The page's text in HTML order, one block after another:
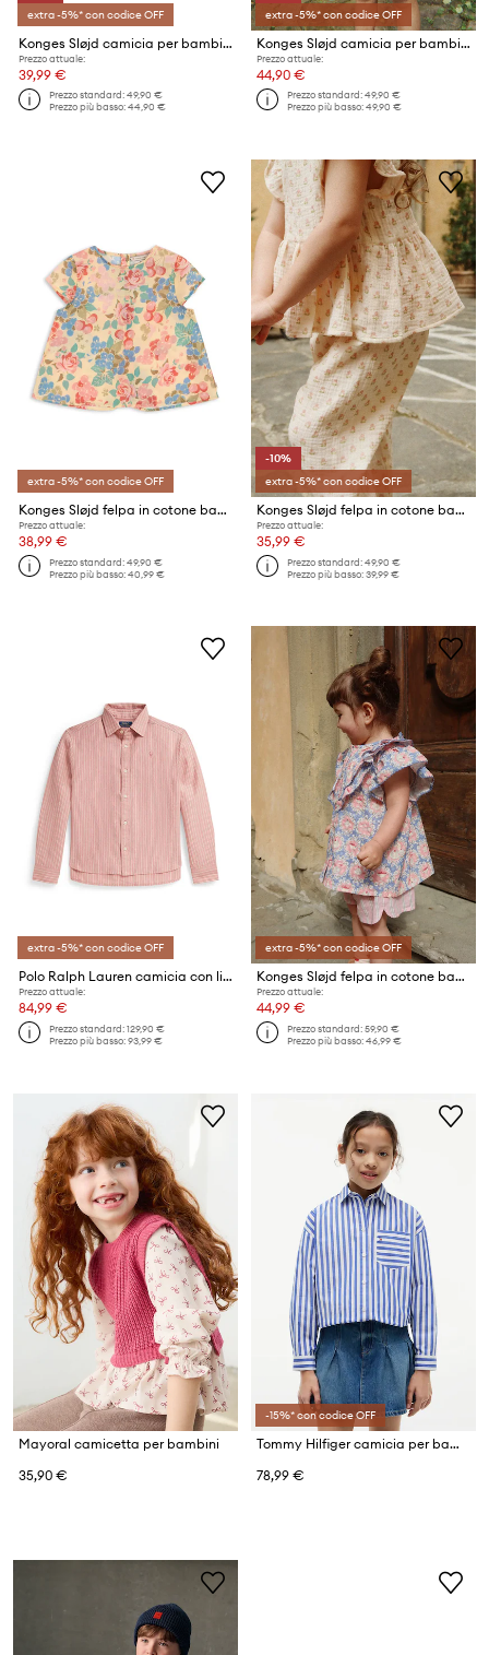
extra -5%* con codice OFF
Konges Sløjd camicia per bambini in cotone ITTY SHIRT GOTS
Prezzo attuale:
39,99 €
Prezzo standard:49,90 €
Prezzo più basso:44,90 €
extra -5%* con codice OFF
Konges Sløjd camicia per bambini in cotone COCO SHIRT GOTS
Prezzo attuale:
44,90 €
Prezzo standard:49,90 €
Prezzo più basso:49,90 €
extra -5%* con codice OFF
Konges Sløjd felpa in cotone bambino/a PACEY TOP GOTS
Prezzo attuale:
38,99 €
Prezzo standard:49,90 €
Prezzo più basso:40,99 €
-10%
extra -5%* con codice OFF
Konges Sløjd felpa in cotone bambino/a COCO TOP GOTS
Prezzo attuale:
35,99 €
Prezzo standard:49,90 €
Prezzo più basso:39,99 €
extra -5%* con codice OFF
Polo Ralph Lauren camicia con lino per bambini
Prezzo attuale:
84,99 €
Prezzo standard:129,90 €
Prezzo più basso:93,99 €
extra -5%* con codice OFF
Konges Sløjd felpa in cotone bambino/a KIM FRILL SS SHIRT GOTS
Prezzo attuale:
44,99 €
Prezzo standard:59,90 €
Prezzo più basso:46,99 €
Mayoral camicetta per bambini
35,90 €
-15%* con codice OFF
Tommy Hilfiger camicia per bambini in cotone
78,99 €